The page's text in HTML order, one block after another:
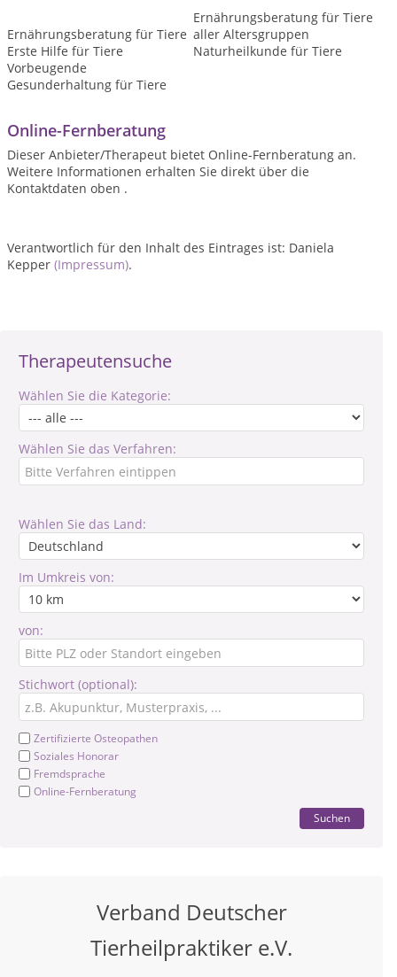
Therapeutensuche
Wählen Sie die Kategorie:
Wählen Sie das Verfahren:
Wählen Sie das Land:
Im Umkreis von:
von:
Stichwort (optional):
Zertifizierte Osteopathen
Soziales Honorar
Fremdsprache
Online-Fernberatung
Suchen
Verband Deutscher
Tierheilpraktiker e.V.
Ernährungsberatung für Tiere
Ernährungsberatung für Tiere
aller Altersgruppen
Erste Hilfe für Tiere
Naturheilkunde für Tiere
Vorbeugende
Gesunderhaltung für Tiere
Online-Fernberatung
Dieser Anbieter/Therapeut bietet Online-Fernberatung an.
Weitere Informationen erhalten Sie direkt über die
Kontaktdaten oben .
Verantwortlich für den Inhalt des Eintrages ist: Daniela
Kepper (Impressum).